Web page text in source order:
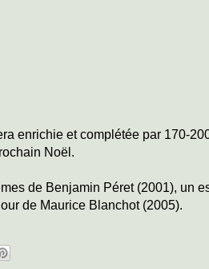
enrichie et complétée par 170-
Noël.
de Benjamin Péret (2001), un
de Maurice Blanchot (2005).